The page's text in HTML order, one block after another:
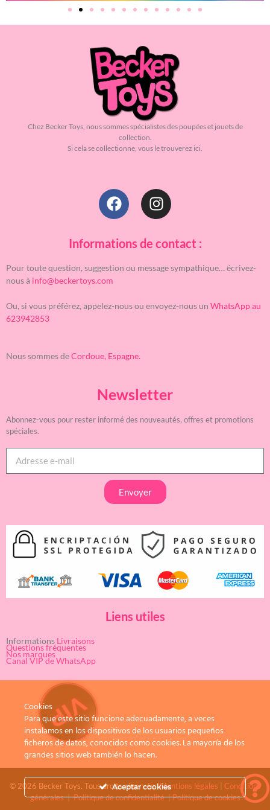
Chez Becker Toys, nous sommes spécialistes des poupées et jouets de
collection.
Si cela se collectionne, vous le trouverez ici.
Informations de contact :
Pour toute question, suggestion ou message sympathique… écrivez-
nous à info@beckertoys.com
Ou, si vous préférez, appelez-nous ou envoyez-nous un WhatsApp au
623942853
Nous sommes deCordoue, Espagne.
Newsletter
Abonnez-vous pour rester informé des nouveautés, offres et promotions
spéciales.
Envoyer
Liens utiles
Informations Livraisons
Questions fréquentes
Nos marques
Canal VIP de WhatsApp
© 2026 Becker Toys. Tous droits réservés.Mentions légales
Conditions
générales|Politique de confidentialité|Politique de cookies
Cookies
Para que este sitio funcione adecuadamente, a veces
instalamos en los dispositivos de los usuarios pequeños
ficheros de datos, conocidos como cookies. La mayoría de los
grandes sitios web también lo hacen.
Aceptar cookies